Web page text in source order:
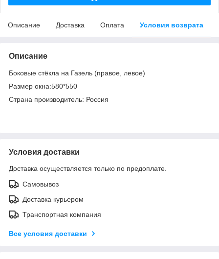
Описание Доставка Оплата Условия возврата
Описание
Боковые стёкла на Газель (правое, левое)
Размер окна:580*550
Страна производитель: Россия
Условия доставки
Доставка осуществляется только по предоплате.
Самовывоз
Доставка курьером
Транспортная компания
Все условия доставки